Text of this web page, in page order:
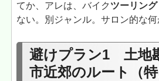
てか、アレは、バイク ツーリング
ない。別ジャンル。サロン的な何
避けプラン1 土地
市近郊のルート（特